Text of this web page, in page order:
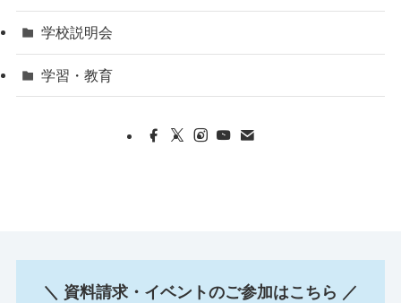
学校説明会
学習・教育
＼ 資料請求・イベントのご参加はこちら ／